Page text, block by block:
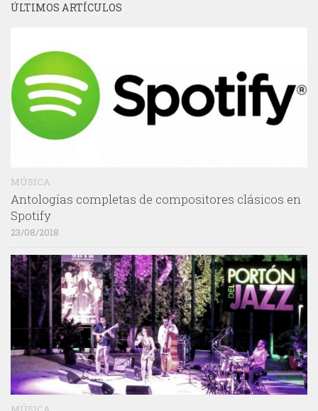
ÚLTIMOS ARTÍCULOS
MÚSICA
Antologías completas de compositores clásicos en
Spotify
23/08/2018